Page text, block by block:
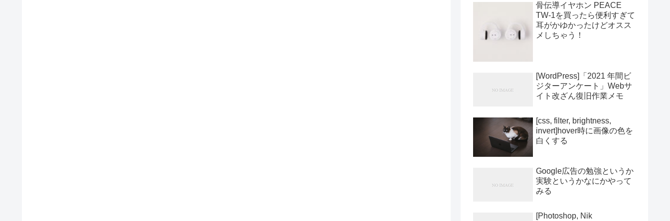
骨伝導イヤホン PEACE
TW-1を買ったら便利すぎて
耳がかゆかったけどオスス
メしちゃう！
[WordPress]「2021 年間ビ
ジターアンケート」Webサ
イト改ざん復旧作業メモ
[css, filter, brightness,
invert]hover時に画像の色を
白くする
Google広告の勉強というか
実験というかなにかやって
みる
[Photoshop, Nik